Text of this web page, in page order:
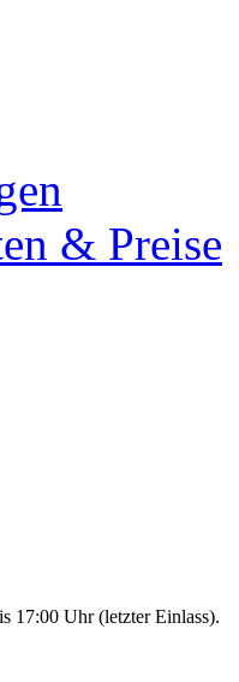
& Preise
17:00 Uhr (letzter Einlass).